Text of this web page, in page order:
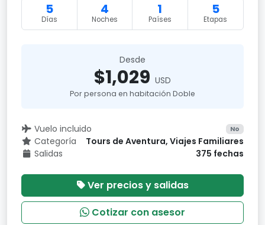
5
Días
4
Noches
1
Países
5
Etapas
Desde
$1,029 USD
Por persona en habitación Doble
Vuelo incluido No
Categoría
Tours de Aventura, Viajes Familiares
Salidas
375 fechas
Ver precios y salidas
Cotizar con asesor